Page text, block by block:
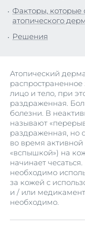
Факторы, которые
атопического
Решения
Атопический
лицо и тело, при
раздраженная.
болезни. В
называют
раздраженная, но
во время
«вспышкой») на
начинает
необходимо
за кожей с
и / или
необходимо.